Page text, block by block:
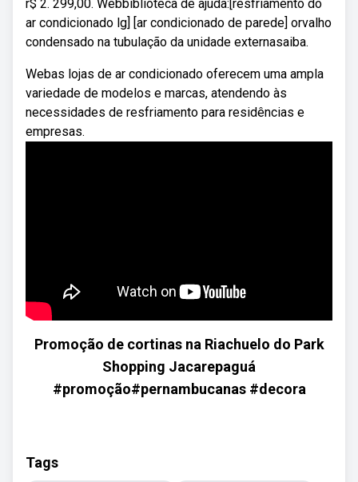
r$ 2. 299,00. Webbiblioteca de ajuda:[resfriamento do
ar condicionado lg] [ar condicionado de parede] orvalho
condensado na tubulação da unidade externasaiba.
Webas lojas de ar condicionado oferecem uma ampla
variedade de modelos e marcas, atendendo às
necessidades de resfriamento para residências e
empresas.
Promoção de cortinas na Riachuelo do Park
Shopping Jacarepaguá
#promoção#pernambucanas #decora
Tags